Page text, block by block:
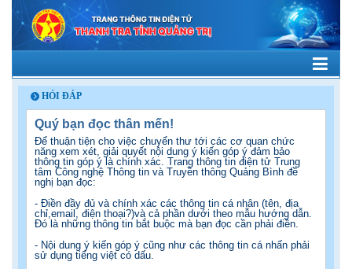
HỎI ĐÁP
Quý bạn đọc thân mến!
Để thuận tiện cho việc chuyển thư tới các cơ quan chức
năng xem xét, giải quyết nội dung ý kiến góp ý đảm bảo
thông tin góp ý là chính xác. Trang thông tin điện tử Trung
tâm Công nghệ Thông tin và Truyền thông Quảng Bình đề
nghị bạn đọc:
- Điền đầy đủ và chính xác các thông tin cá nhân (tên, địa
chỉ,email, điện thoại?)và cả phần dưới theo mẫu hướng dẫn.
Đó là những thông tin bắt buộc mà bạn đọc cần phải điền.
- Nội dung ý kiến góp ý cũng như các thông tin cá nhấn phải
sử dụng tiếng việt có dấu.